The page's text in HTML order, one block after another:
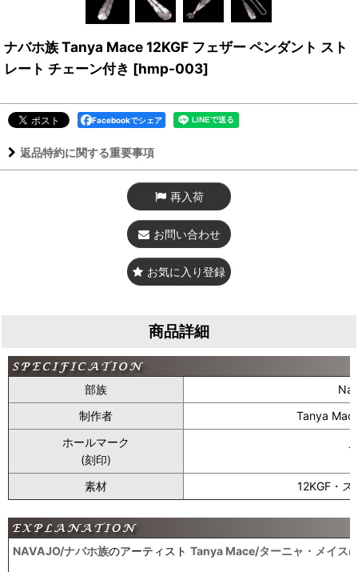
ナバホ族 Tanya Mace 12KGF フェザー ペンダント スト
レート チェーン付き [hmp-003]
Facebookでシェア
返品特約に関する重要事項
再入荷
お問い合わせ
お気に入り登録
商品詳細
部族
制作者
Tanya
ホールマーク
(刻印)
素材 12KGF・ス
NAVAJO/ナバホ族のアーティスト Tanya Mace/ターニャ・メイス